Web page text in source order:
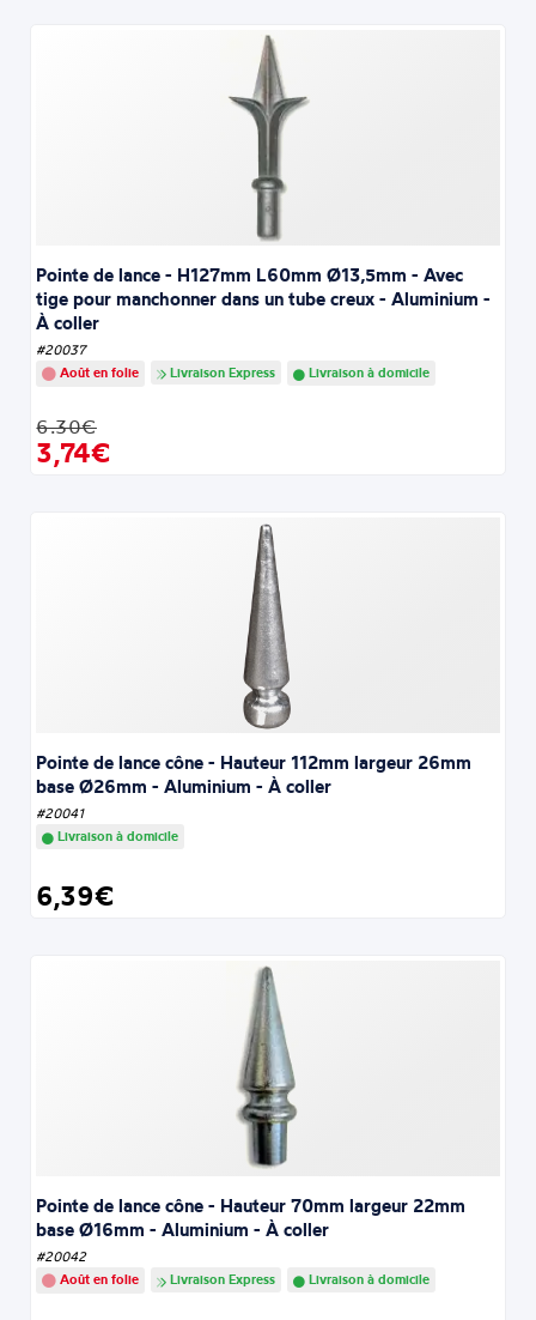
Pointe de lance - H127mm L60mm Ø13,5mm - Avec
tige pour manchonner dans un tube creux - Aluminium -
À coller
#20037
Août en folie
Livraison Express Livraison à domicile
6.30€
3,74€
Pointe de lance cône - Hauteur 112mm largeur 26mm
base Ø26mm - Aluminium - À coller
#20041
Livraison à domicile
6,39€
Pointe de lance cône - Hauteur 70mm largeur 22mm
base Ø16mm - Aluminium - À coller
#20042
Août en folie
Livraison Express Livraison à domicile